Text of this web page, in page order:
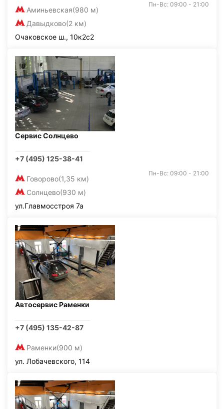
Аминьевская(980 м)
Давыдково(2 км)
Пн-Вс: 09:00 - 21:00
Очаковское ш., 10к2с2
Сервис Солнцево
+7 (495) 125-38-41
Говорово(1,35 км)
Солнцево(930 м)
Пн-Вс: 09:00 - 21:00
ул.Главмосстроя 7а
Автосервис Раменки
+7 (495) 135-42-87
Раменки(900 м)
ул. Лобачевского, 114